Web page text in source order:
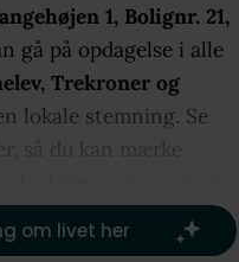
og et hjem, der er
fælleshus,
torvepladser,
Her får du en
og med kort
1, Bolignr. 21,
gå på opdagelse i alle
Trekroner og
lokale stemning. Se
så du kan mærke
om livet her